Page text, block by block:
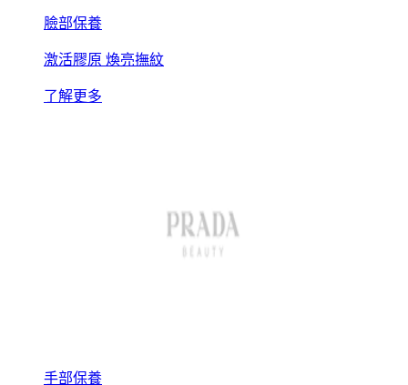
臉部保養
激活膠原 煥亮撫紋
了解更多
手部保養